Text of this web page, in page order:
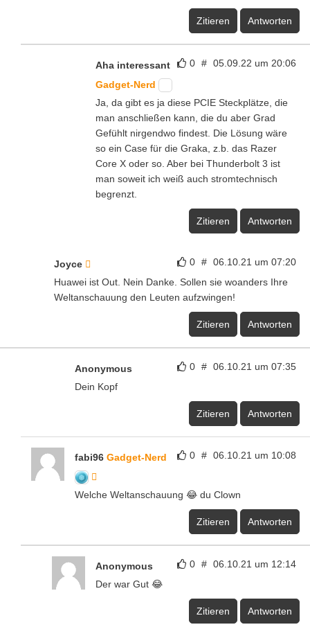
Zitieren Antworten
0 # 05.09.22 um 20:06
Aha interessant
Gadget-Nerd
Ja, da gibt es ja diese PCIE Steckplätze, die
man anschließen kann, die du aber Grad
Gefühlt nirgendwo findest. Die Lösung wäre
so ein Case für die Graka, z.b. das Razer
Core X oder so. Aber bei Thunderbolt 3 ist
man soweit ich weiß auch stromtechnisch
begrenzt.
Zitieren Antworten
0 # 06.10.21 um 07:20
Joyce
Huawei ist Out. Nein Danke. Sollen sie woanders Ihre
Weltanschauung den Leuten aufzwingen!
Zitieren Antworten
0 # 06.10.21 um 07:35
Anonymous
Dein Kopf
Zitieren Antworten
0 # 06.10.21 um 10:08
fabi96 Gadget-Nerd
Welche Weltanschauung 😂 du Clown
Zitieren Antworten
0 # 06.10.21 um 12:14
Anonymous
Der war Gut 😂
Zitieren Antworten